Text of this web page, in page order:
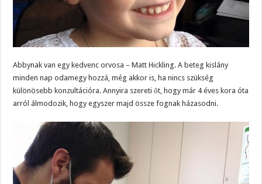
Abbynak van egy kedvenc orvosa – Matt Hickling. A beteg kislány
minden nap odamegy hozzá, még akkor is, ha nincs szükség
különösebb konzultációra. Annyira szereti őt, hogy már 4 éves kora óta
arról álmodozik, hogy egyszer majd össze fognak házasodni.